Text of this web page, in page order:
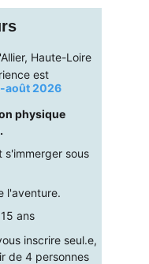
Haute-Loire
août 2026
inscrire seul.e,
de 4 personnes
est
physique
s'immerger sous
l'aventure.
ans